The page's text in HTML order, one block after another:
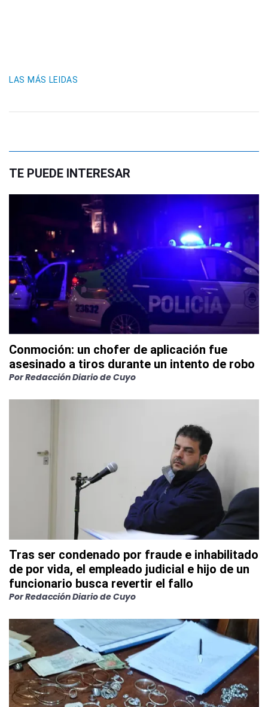
LAS MÁS LEIDAS
TE PUEDE INTERESAR
Conmoción: un chofer de aplicación fue
asesinado a tiros durante un intento de robo
PorRedacción Diario de Cuyo
Tras ser condenado por fraude e inhabilitado
de por vida, el empleado judicial e hijo de un
funcionario busca revertir el fallo
PorRedacción Diario de Cuyo